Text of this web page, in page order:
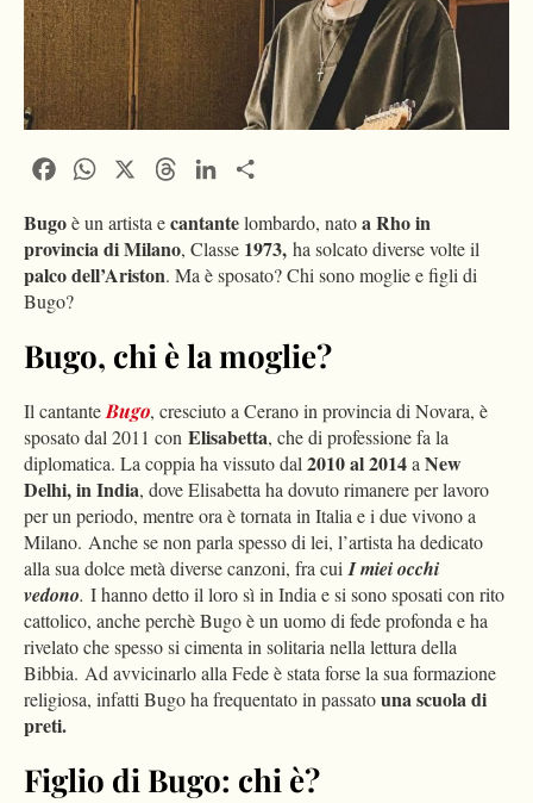
FacebookWhatsApp ThreadsLinkedIn
Bugoè un artista ecantantelombardo, natoa Rho in
provincia di Milano, Classe 1973, ha solcato diverse volte il
palco dell’Ariston. Ma è sposato? Chi sono moglie e figli di
Bugo?
Bugo, chi è la moglie?
Il cantanteBugo, cresciuto a Cerano in provincia di Novara, è
sposato dal 2011 con Elisabetta, che di professione fa la
diplomatica. La coppia ha vissuto dal2010 al 2014aNew
Delhi, in India, dove Elisabetta ha dovuto rimanere per lavoro
per un periodo, mentre ora è tornata in Italia e i due vivono a
Milano. Anche se non parla spesso di lei, l’artista ha dedicato
alla sua dolce metà diverse canzoni, fra cui I miei occhi
vedono. I hanno detto il loro sì in India e si sono sposati con rito
cattolico, anche perchè Bugo è un uomo di fede profonda e ha
rivelato che spesso si cimenta in solitaria nella lettura della
Bibbia. Ad avvicinarlo alla Fede è stata forse la sua formazione
religiosa, infatti Bugo ha frequentato in passatouna scuola di
preti.
Figlio di Bugo: chi è?